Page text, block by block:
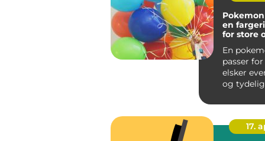
en
for store
En
passer
elsker
og
17.